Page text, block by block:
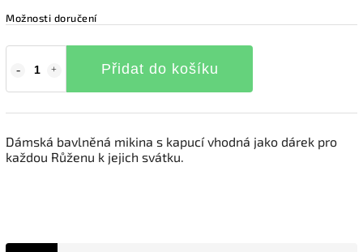
Možnosti doručení
Přidat do košíku
Dámská bavlněná mikina s kapucí vhodná jako dárek pro
každou Růženu k jejich svátku.